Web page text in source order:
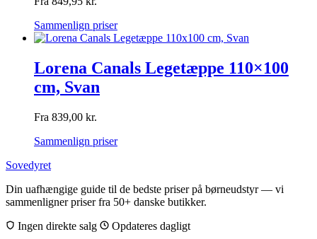
Sammenlign priser
Lorena Canals Legetæppe 110×100
cm, Svan
Fra 839,00 kr.
Sammenlign priser
Sovedyret
Din uafhængige guide til de bedste priser på børneudstyr — vi
sammenligner priser fra 50+ danske butikker.
Ingen direkte salg
Opdateres dagligt